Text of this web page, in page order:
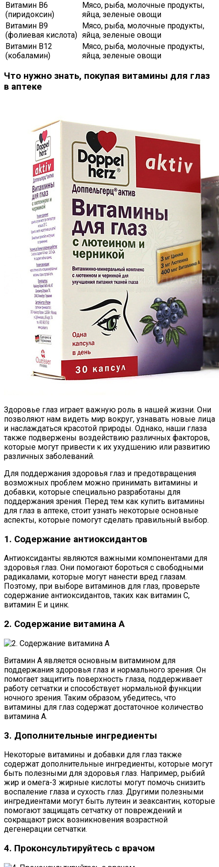
Витамин В6
(пиридоксин)
Мясо, рыба, молочные продукты,
яйца, зеленые овощи
Витамин В9
(фолиевая кислота)
Мясо, рыба, молочные продукты,
яйца, зеленые овощи
Витамин В12
(кобаламин)
Мясо, рыба, молочные продукты,
яйца, зеленые овощи
Что нужно знать, покупая витамины для глаз
в аптеке
Здоровье глаз играет важную роль в нашей жизни. Они
позволяют нам видеть мир вокруг, узнавать новые лица
и наслаждаться красотой природы. Однако, наши глаза
также подвержены воздействию различных факторов,
которые могут привести к их ухудшению или развитию
различных заболеваний.
Для поддержания здоровья глаз и предотвращения
возможных проблем можно принимать витамины и
добавки, которые специально разработаны для
поддержания зрения. Перед тем как купить витамины
для глаз в аптеке, стоит узнать некоторые основные
аспекты, которые помогут сделать правильный выбор.
1. Содержание антиоксидантов
Антиоксиданты являются важными компонентами для
здоровья глаз. Они помогают бороться с свободными
радикалами, которые могут нанести вред глазам.
Поэтому, при выборе витаминов для глаз, проверьте
содержание антиоксидантов, таких как витамин С,
витамин Е и цинк.
2. Содержание витамина А
Витамин А является основным витамином для
поддержания здоровья глаз и нормального зрения. Он
помогает защитить поверхность глаза, поддерживает
работу сетчатки и способствует нормальной функции
ночного зрения. Таким образом, убедитесь, что
витамины для глаз содержат достаточное количество
витамина А.
3. Дополнительные ингредиенты
Некоторые витамины и добавки для глаз также
содержат дополнительные ингредиенты, которые могут
быть полезными для здоровья глаз. Например, рыбий
жир и омега-3 жирные кислоты могут помочь снизить
воспаление глаза и сухость глаз. Другими полезными
ингредиентами могут быть лутеин и зеаксантин, которые
помогают защищать сетчатку от повреждений и
сокращают риск возникновения возрастной
дегенерации сетчатки.
4. Проконсультируйтесь с врачом